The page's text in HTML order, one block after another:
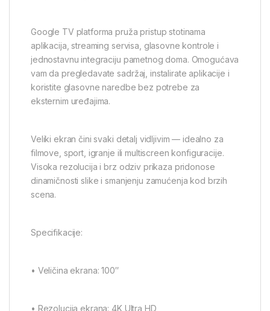
Google TV platforma pruža pristup stotinama
aplikacija, streaming servisa, glasovne kontrole i
jednostavnu integraciju pametnog doma. Omogućava
vam da pregledavate sadržaj, instalirate aplikacije i
koristite glasovne naredbe bez potrebe za
eksternim uređajima.
Veliki ekran čini svaki detalj vidljivim — idealno za
filmove, sport, igranje ili multiscreen konfiguracije.
Visoka rezolucija i brz odziv prikaza pridonose
dinamičnosti slike i smanjenju zamućenja kod brzih
scena.
Specifikacije:
• Veličina ekrana: 100″
• Rezolucija ekrana: 4K Ultra HD